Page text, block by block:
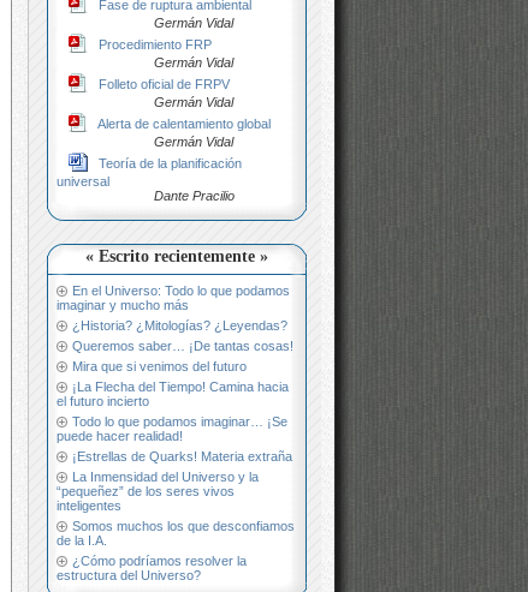
Fase de ruptura ambiental
Germán Vidal
Procedimiento FRP
Germán Vidal
Folleto oficial de FRPV
Germán Vidal
Alerta de calentamiento global
Germán Vidal
Teoría de la planificación
universal
Dante Pracilio
« Escrito recientemente »
En el Universo: Todo lo que podamos
imaginar y mucho más
¿Historia? ¿Mitologías? ¿Leyendas?
Queremos saber… ¡De tantas cosas!
Mira que si venimos del futuro
¡La Flecha del Tiempo! Camina hacia
el futuro incierto
Todo lo que podamos imaginar… ¡Se
puede hacer realidad!
¡Estrellas de Quarks! Materia extraña
La Inmensidad del Universo y la
“pequeñez” de los seres vivos
inteligentes
Somos muchos los que desconfiamos
de la I.A.
¿Cómo podríamos resolver la
estructura del Universo?